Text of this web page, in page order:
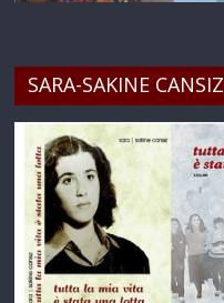
SARA-SAKINE CANSIZ